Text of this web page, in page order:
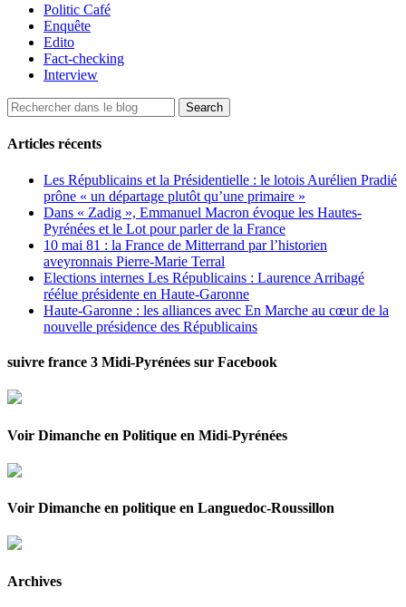
Politic Café
Enquête
Edito
Fact-checking
Interview
Articles récents
Les Républicains et la Présidentielle : le lotois Aurélien Pradié
prône « un départage plutôt qu’une primaire »
Dans « Zadig », Emmanuel Macron évoque les Hautes-
Pyrénées et le Lot pour parler de la France
10 mai 81 : la France de Mitterrand par l’historien
aveyronnais Pierre-Marie Terral
Elections internes Les Républicains : Laurence Arribagé
réélue présidente en Haute-Garonne
Haute-Garonne : les alliances avec En Marche au cœur de la
nouvelle présidence des Républicains
suivre france 3 Midi-Pyrénées sur Facebook
Voir Dimanche en Politique en Midi-Pyrénées
Voir Dimanche en politique en Languedoc-Roussillon
Archives